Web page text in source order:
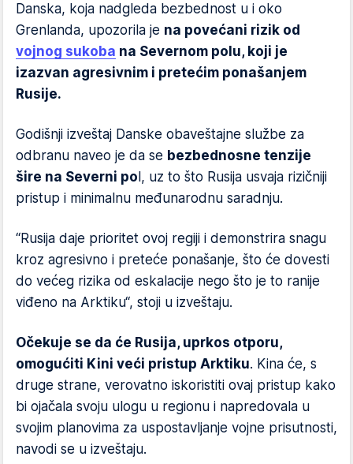
Danska, koja nadgleda bezbednost u i oko
Grenlanda, upozorila je na povećani rizik od
vojnog sukoba na Severnom polu, koji je
izazvan agresivnim i pretećim ponašanjem
Rusije.
Godišnji izveštaj Danske obaveštajne službe za
odbranu naveo je da se bezbednosne tenzije
šire na Severni po l, uz to što Rusija usvaja rizičniji
pristup i minimalnu međunarodnu saradnju.
“Rusija daje prioritet ovoj regiji i demonstrira snagu
kroz agresivno i preteće ponašanje, što će dovesti
do većeg rizika od eskalacije nego što je to ranije
viđeno na Arktiku“, stoji u izveštaju.
Očekuje se da će Rusija, uprkos otporu,
omogućiti Kini veći pristup Arktiku. Kina će, s
druge strane, verovatno iskoristiti ovaj pristup kako
bi ojačala svoju ulogu u regionu i napredovala u
svojim planovima za uspostavljanje vojne prisutnosti,
navodi se u izveštaju.